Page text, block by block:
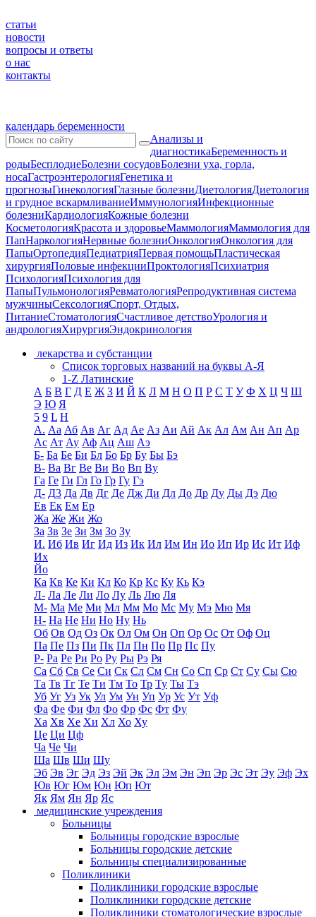
статьи
новости
вопросы и ответы
о нас
контакты
календарь беременности
Анализы и
диагностикаБеременность и
родыБесплодиеБолезни сосудовБолезни уха, горла,
носаГастроэнтерологияГенетика и
прогнозыГинекологияГлазные болезниДиетологияДиетология
и грудное вскармливаниеИммунологияИнфекционные
болезниКардиологияКожные болезни
КосметологияКрасота и здоровьеМаммологияМаммология для
ПапНаркологияНервные болезниОнкологияОнкология для
ПапыОртопедияПедиатрияПервая помощьПластическая
хирургияПоловые инфекцииПроктологияПсихиатрия
ПсихологияПсихология для
ПапыПульмонологияРевматологияРепродуктивная система
мужчиныСексологияСпорт, Отдых,
ПитаниеСтоматологияСчастливое детствоУрология и
андрологияХирургияЭндокринология
лекарства и субстанции
Список торговых названий на буквы А-Я
1-Z Латинские
А Б В Г Д Е Ж З И Й К Л М Н О П Р С Т У Ф Х Ц Ч Ш
Э Ю Я
5 9 L H
А. Аа Аб Ав Аг Ад Ае Аз Аи Ай Ак Ал Ам Ан Ап Ар
Ас Ат Ау Аф Ац Аш Аэ
Б- Ба Бе Би Бл Бо Бр Бу Бы Бэ
В- Ва Вг Ве Ви Во Вп Ву
Га Ге Ги Гл Го Гр Гу Гэ
Д- Д3 Да Дв Дг Де Дж Ди Дл До Др Ду Ды Дэ Дю
Ев Ек Ем Ер
Жа Же Жи Жо
За Зв Зе Зи Зм Зо Зу
И. Иб Ив Иг Ид Из Ик Ил Им Ин Ио Ип Ир Ис Ит Иф
Их
Йо
Ка Кв Ке Ки Кл Ко Кр Кс Ку Кь Кэ
Л- Ла Ле Ли Ло Лу Ль Лю Ля
М- Ма Ме Ми Мл Мм Мо Мс Му Мэ Мю Мя
Н- На Не Ни Но Ну Нь
Об Ов Од Оз Ок Ол Ом Он Оп Ор Ос От Оф Оц
Па Пе Пз Пи Пк Пл Пн По Пр Пс Пу
Р- Ра Ре Ри Ро Ру Ры Рэ Ря
Са Сб Св Се Си Ск Сл См Сн Со Сп Ср Ст Су Сы Сю
Та Тв Тг Те Ти Тм То Тр Ту Ты Тэ
Уб Уг Уз Ук Ул Ум Ун Уп Ур Ус Ут Уф
Фа Фе Фи Фл Фо Фр Фс Фт Фу
Ха Хв Хе Хи Хл Хо Ху
Це Ци Цф
Ча Че Чи
Ша Шв Ши Шу
Эб Эв Эг Эд Эз Эй Эк Эл Эм Эн Эп Эр Эс Эт Эу Эф Эх
Юв Юг Юм Юн Юп Ют
Як Ям Ян Яр Яс
медицинские учреждения
Больницы
Больницы городские взрослые
Больницы городские детские
Больницы специализированные
Поликлиники
Поликлиники городские взрослые
Поликлиники городские детские
Поликлиники стоматологические взрослые